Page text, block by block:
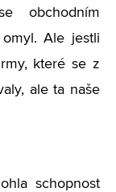
obchodním
Ale jestli
které se z
ale ta naše
schopnost